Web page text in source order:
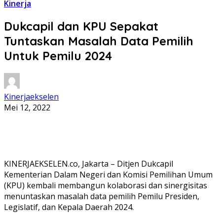
Kinerja
Dukcapil dan KPU Sepakat
Tuntaskan Masalah Data Pemilih
Untuk Pemilu 2024
Kinerjaekselen
Mei 12, 2022
KINERJAEKSELEN.co, Jakarta – Ditjen Dukcapil
Kementerian Dalam Negeri dan Komisi Pemilihan Umum
(KPU) kembali membangun kolaborasi dan sinergisitas
menuntaskan masalah data pemilih Pemilu Presiden,
Legislatif, dan Kepala Daerah 2024.